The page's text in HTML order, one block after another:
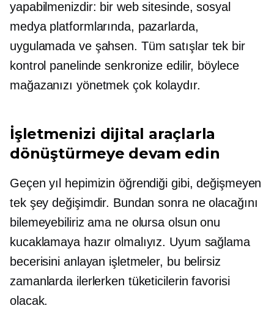
yapabilmenizdir: bir web sitesinde, sosyal
medya platformlarında, pazarlarda,
uygulamada ve şahsen. Tüm satışlar tek bir
kontrol panelinde senkronize edilir, böylece
mağazanızı yönetmek çok kolaydır.
İşletmenizi dijital araçlarla
dönüştürmeye devam edin
Geçen yıl hepimizin öğrendiği gibi, değişmeyen
tek şey değişimdir. Bundan sonra ne olacağını
bilemeyebiliriz ama ne olursa olsun onu
kucaklamaya hazır olmalıyız. Uyum sağlama
becerisini anlayan işletmeler, bu belirsiz
zamanlarda ilerlerken tüketicilerin favorisi
olacak.